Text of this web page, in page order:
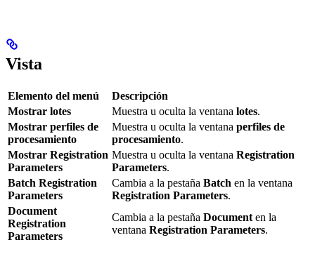
Vista
Elemento del menú
Descripción
Mostrar lotes
Muestra u oculta la ventana lotes.
Mostrar perfiles de
procesamiento
Muestra u oculta la ventana perfiles de
procesamiento.
Mostrar Registration
Parameters
Muestra u oculta la ventana Registration
Parameters.
Batch Registration
Parameters
Cambia a la pestaña Batch en la ventana
Registration Parameters.
Document
Registration
Parameters
Cambia a la pestaña Document en la
ventana Registration Parameters.